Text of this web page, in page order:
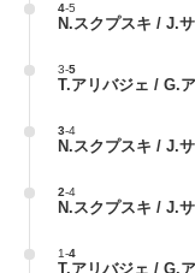
4-5
N.スクプスキ / J.
3-5
T.アリバジェ / G.
3-4
N.スクプスキ / J.
2-4
N.スクプスキ / J.
1-4
T.アリバジェ / G.